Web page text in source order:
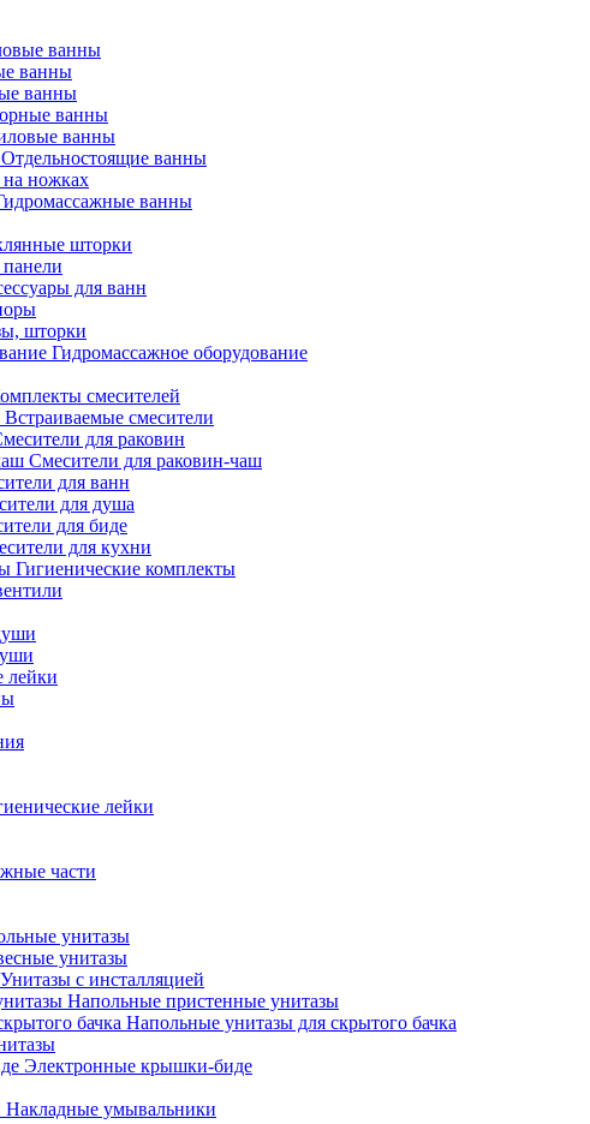
ванны
ванны
ванны
ванны
ванны
Отдельностоящие ванны
ножках
ванны
шторки
для ванн
шторки
Гидромассажное оборудование
смесителей
Встраиваемые смесители
для раковин
Смесители для раковин-чаш
для ванн
для душа
для биде
для кухни
Гигиенические комплекты
лейки
лейки
части
унитазы
унитазы
Унитазы с инсталляцией
Напольные пристенные унитазы
Напольные унитазы для скрытого бачка
Электронные крышки-биде
Накладные умывальники